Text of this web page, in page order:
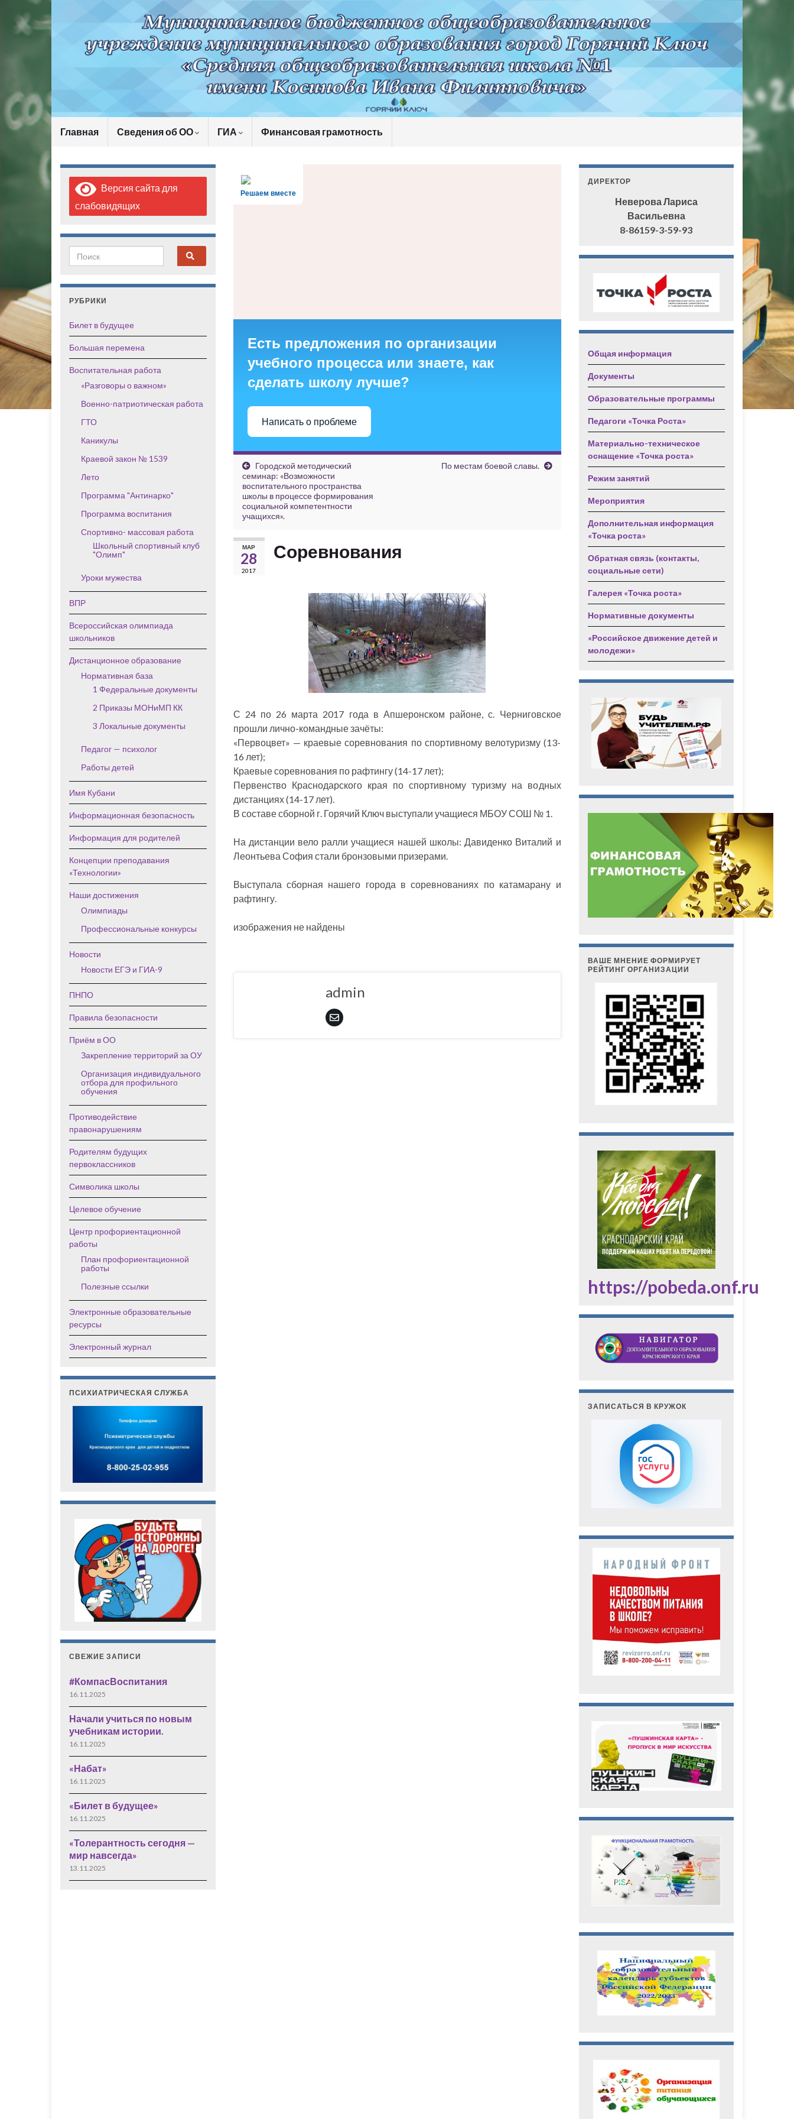
Главная Сведения об ОО ГИА Финансовая грамотность
Решаем вместе
Есть предложения по организации
учебного процесса или знаете, как
сделать школу лучше?
Написать о проблеме
Городской методический
семинар: «Возможности
воспитательного пространства
школы в процессе формирования
социальной компетентности
учащихся».
По местам боевой славы.
МАР
28
2017
Соревнования
С 24 по 26 марта 2017 года в Апшеронском районе, с. Черниговское
прошли лично-командные зачёты:
«Первоцвет» — краевые соревнования по спортивному велотуризму (13-
16 лет);
Краевые соревнования по рафтингу (14-17 лет);
Первенство Краснодарского края по спортивному туризму на водных
дистанциях (14-17 лет).
В составе сборной г. Горячий Ключ выступали учащиеся МБОУ СОШ № 1.
На дистанции вело ралли учащиеся нашей школы: Давиденко Виталий и
Леонтьева София стали бронзовыми призерами.
Выступала сборная нашего города в соревнованиях по катамарану и
рафтингу.
изображения не найдены
admin
Версия сайта для
слабовидящих
Search for:
РУБРИКИ
Билет в будущее
Большая перемена
Воспитательная работа
«Разговоры о важном»
Военно-патриотическая работа
ГТО
Каникулы
Краевой закон № 1539
Лето
Программа "Антинарко"
Программа воспитания
Спортивно- массовая работа
Школьный спортивный клуб
"Олимп"
Уроки мужества
ВПР
Всероссийская олимпиада
школьников
Дистанционное образование
Нормативная база
1 Федеральные документы
2 Приказы МОНиМП КК
3 Локальные документы
Педагог — психолог
Работы детей
Имя Кубани
Информационная безопасность
Информация для родителей
Концепции преподавания
«Технологии»
Наши достижения
Олимпиады
Профессиональные конкурсы
Новости
Новости ЕГЭ и ГИА-9
ПНПО
Правила безопасности
Приём в ОО
Закрепление территорий за ОУ
Организация индивидуального
отбора для профильного
обучения
Противодействие
правонарушениям
Родителям будущих
первоклассников
Символика школы
Целевое обучение
Центр профориентационной
работы
План профориентационной
работы
Полезные ссылки
Электронные образовательные
ресурсы
Электронный журнал
ПСИХИАТРИЧЕСКАЯ СЛУЖБА
СВЕЖИЕ ЗАПИСИ
#КомпасВоспитания
16.11.2025
Начали учиться по новым
учебникам истории.
16.11.2025
«Набат»
16.11.2025
«Билет в будущее»
16.11.2025
«Толерантность сегодня —
мир навсегда»
13.11.2025
ДИРЕКТОР
Неверова Лариса
Васильевна
8-86159-3-59-93
Общая информация
Документы
Образовательные программы
Педагоги «Точка Роста»
Материально-техническое
оснащение «Точка роста»
Режим занятий
Мероприятия
Дополнительная информация
«Точка роста»
Обратная связь (контакты,
социальные сети)
Галерея «Точка роста»
Нормативные документы
«Российское движение детей и
молодежи»
ВАШЕ МНЕНИЕ ФОРМИРУЕТ
РЕЙТИНГ ОРГАНИЗАЦИИ
https://pobeda.onf.ru
ЗАПИСАТЬСЯ В КРУЖОК